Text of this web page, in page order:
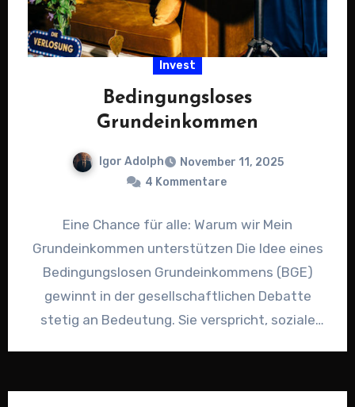
Invest
Bedingungsloses
Grundeinkommen
Igor Adolph
November 11, 2025
4 Kommentare
Eine Chance für alle: Warum wir Mein
Grundeinkommen unterstützen Die Idee eines
Bedingungslosen Grundeinkommens (BGE)
gewinnt in der gesellschaftlichen Debatte
stetig an Bedeutung. Sie verspricht, soziale